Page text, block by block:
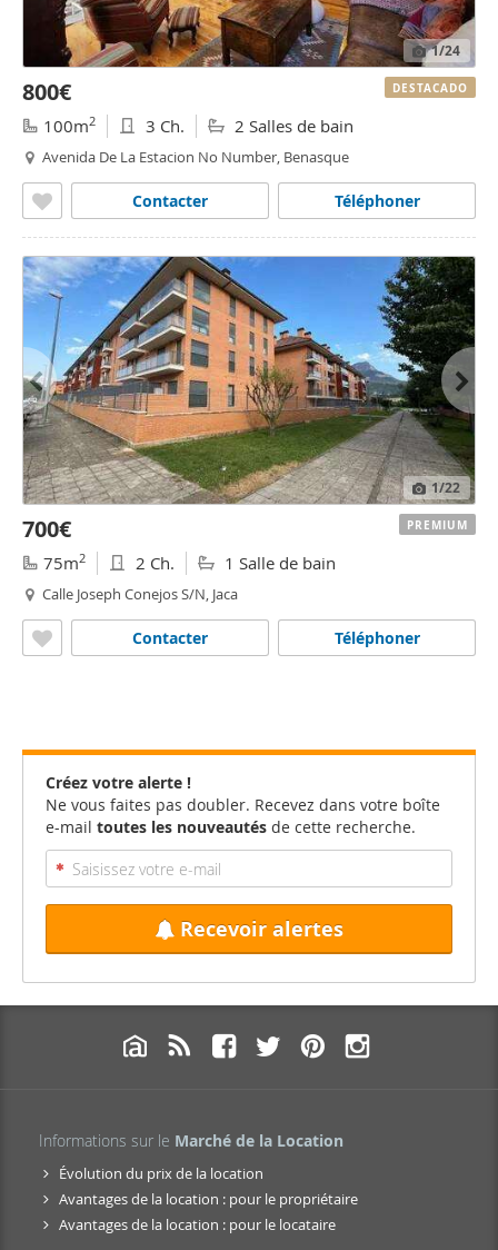
1/24
800€
100m2 3 Ch. 2 Salles de bain
Avenida De La Estacion No Number, Benasque
Téléphoner
Contacter
DESTACADO
1/22
700€
75m2 2 Ch. 1 Salle de bain
Calle Joseph Conejos S/N, Jaca
Téléphoner
Contacter
PREMIUM
Créez votre alerte !
Ne vous faites pas doubler. Recevez dans votre boîte
e-mail toutes les nouveautés de cette recherche.
Recevoir alertes
Informations sur le Marché de la Location
Évolution du prix de la location
Avantages de la location : pour le propriétaire
Avantages de la location : pour le locataire